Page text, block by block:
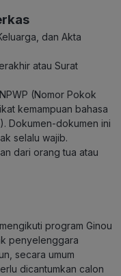
dan Akta
atau Surat
NPWP (Nomor Pokok
kemampuan bahasa
Dokumen-dokumen ini
selalu wajib.
dari orang tua atau
program Ginou
penyelenggara
secara umum
dicantumkan calon